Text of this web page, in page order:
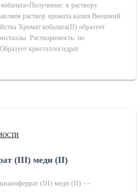
к раствору
раствор хромата калия Внешний
Хромат кобальта(II) образует
Растворимость: не
кристаллогидрат
(III) меди (II)
(III) меди (II) —